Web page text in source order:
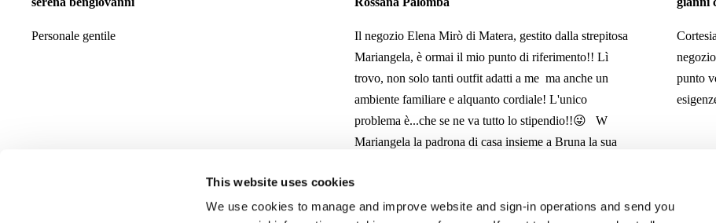
This website uses cookies
We use cookies to manage and improve website and sign-in operations and send you
Personale gentile
Il negozio Elena Mirò di Matera, gestito dalla strepitosa
Mariangela, è ormai il mio punto di riferimento!! Lì
trovo, non solo tanti outfit adatti a me ma anche un
ambiente familiare e alquanto cordiale! L'unico
problema è...che se ne va tutto lo stipendio!!😜 W
Mariangela la padrona di casa insieme a Bruna la sua
Matera o che si trovano a visitarla, di affacciarsi in
Piazza Mulino, ne uscirete soddisfatte!!!
punto